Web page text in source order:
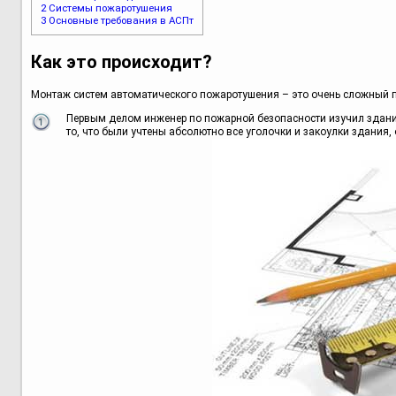
2Системы пожаротушения
3Основные требования в АСПт
Как это происходит?
Монтаж систем автоматического пожаротушения – это очень сложный
Первым делом инженер по пожарной безопасности изучил
то, что были учтены абсолютно все уголочки и закоулки